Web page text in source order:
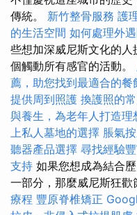
傳統。 新竹整骨服務 護
的生活空間 如何處理外
些想加深威尼斯文化的
個觸動所有感官的活動。
薦，助您找到最適合的餐
提供周到照護 換護照的
與養生，為老年人打造理
上私人墓地的選擇 脹氣
聽器產品選擇 尋找經驗
支持 如果您想成為結合
一部分，那麼威尼斯狂歡
療程 豐原脊椎矯正